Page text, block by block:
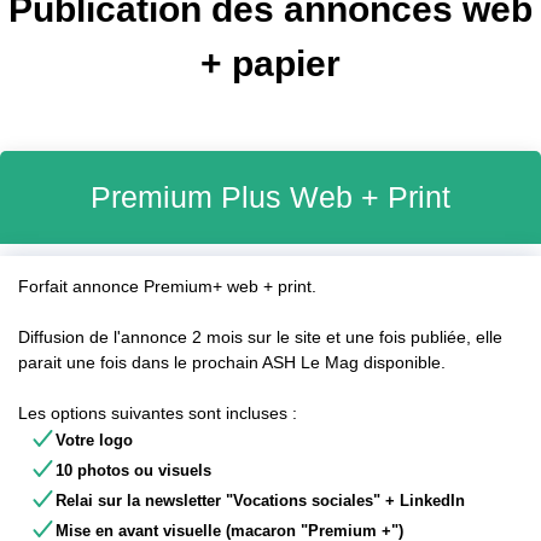
Publication des annonces web
+ papier
Premium Plus Web + Print
Forfait annonce Premium+ web + print.
Diffusion de l'annonce 2 mois sur le site et une fois publiée, elle
parait une fois dans le prochain ASH Le Mag disponible.
Les options suivantes sont incluses :
Votre logo
10 photos ou visuels
Relai sur la newsletter "Vocations sociales" + LinkedIn
Mise en avant visuelle (macaron "Premium +")